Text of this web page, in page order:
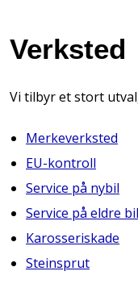
Verksted
Vi tilbyr et stort
Merkeverksted
EU-kontroll
Service på nybil
Service på eldre
Karosseriskade
Steinsprut